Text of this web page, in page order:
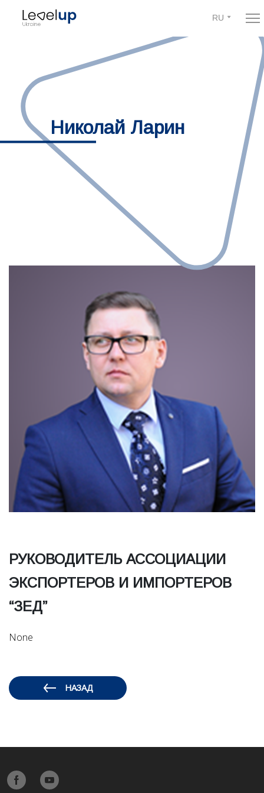
RU
Николай Ларин
РУКОВОДИТЕЛЬ АССОЦИАЦИИ
ЭКСПОРТЕРОВ И ИМПОРТЕРОВ
“ЗЕД”
None
НАЗАД